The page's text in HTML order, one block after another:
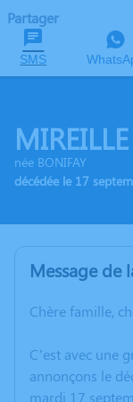
Partager
SMS
née BONIFAY
décédée le 17
Message de
Chère famille,
C’est avec une
annonçons le
mardi 17